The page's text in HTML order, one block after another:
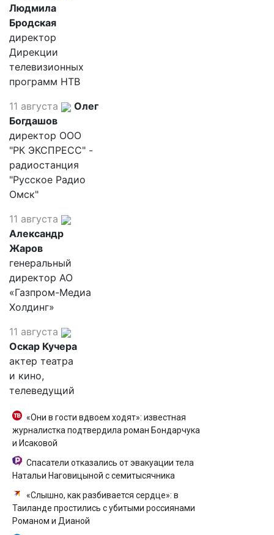
Людмила
Бродская
директор
Дирекции
телевизионных
программ НТВ
11 августа
Олег
Богдашов
директор ООО
"РК ЭКСПРЕСС" -
радиостанция
"Русское Радио
Омск"
11 августа
Александр
Жаров
генеральный
директор АО
«Газпром-Медиа
Холдинг»
11 августа
Оскар Кучера
актер театра
и кино,
телеведущий
«Они в гости вдвоем ходят»: известная
журналистка подтвердила роман Бондарчука
и Исаковой
Спасатели отказались от эвакуации тела
Натальи Наговицыной с семитысячника
«Слышно, как разбивается сердце»: в
Таиланде простились с убитыми россиянами
Романом и Дианой